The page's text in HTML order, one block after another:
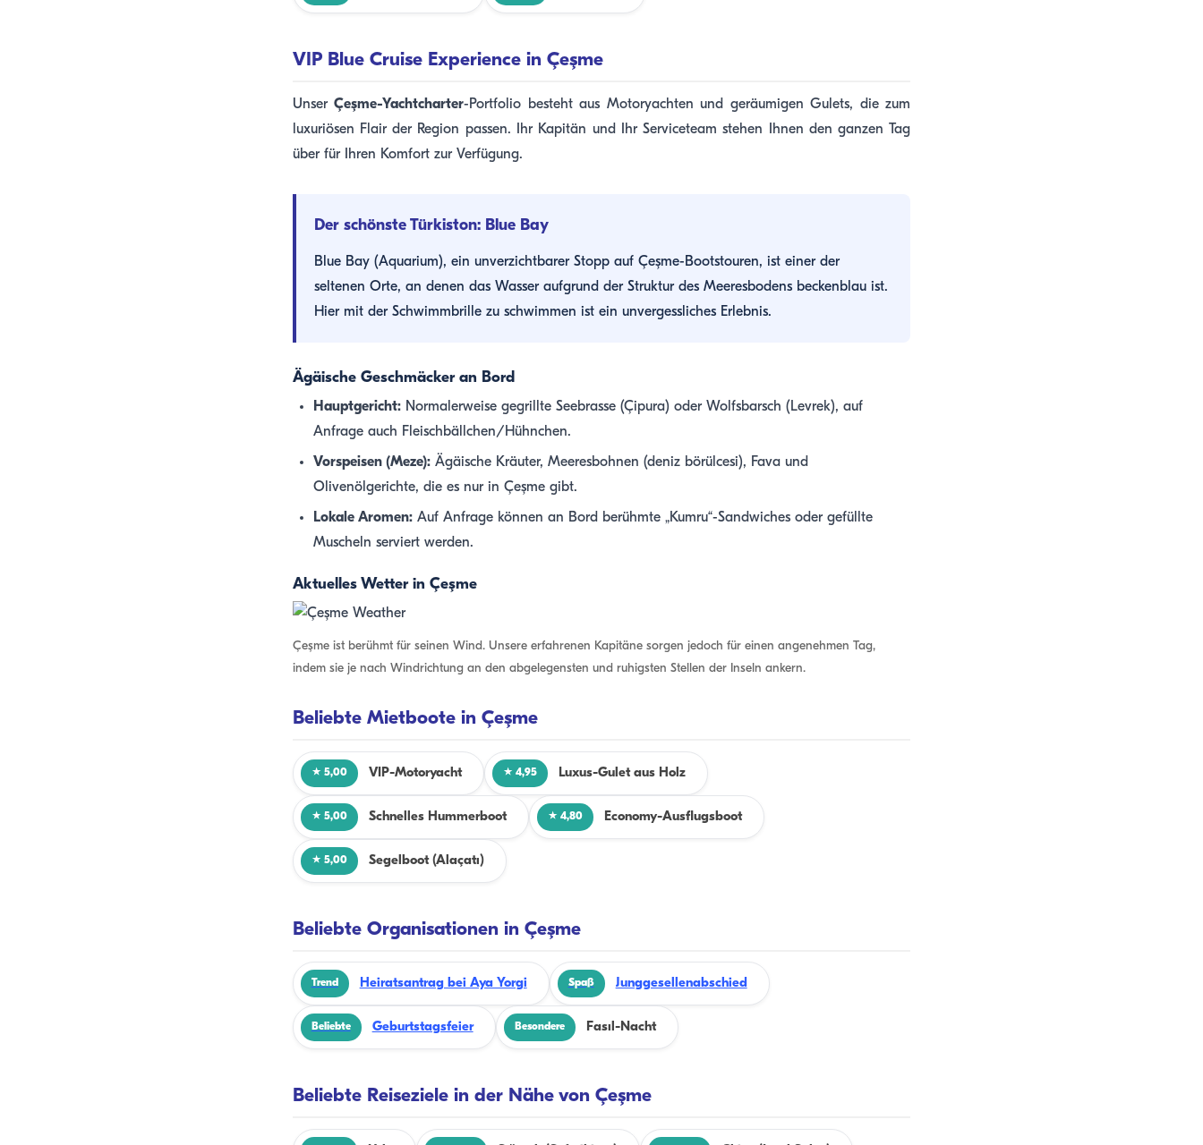
VIP Blue Cruise Experience in Çeşme
UnserÇeşme-Yachtcharter-Portfolio besteht aus Motoryachten und geräumigen Gulets, die zum
luxuriösen Flair der Region passen. Ihr Kapitän und Ihr Serviceteam stehen Ihnen den ganzen Tag
über für Ihren Komfort zur Verfügung.
Der schönste Türkiston: Blue Bay
Blue Bay (Aquarium), ein unverzichtbarer Stopp auf Çeşme-Bootstouren, ist einer der
seltenen Orte, an denen das Wasser aufgrund der Struktur des Meeresbodens beckenblau ist.
Hier mit der Schwimmbrille zu schwimmen ist ein unvergessliches Erlebnis.
Ägäische Geschmäcker an Bord
Hauptgericht:Normalerweise gegrillte Seebrasse (Çipura) oder Wolfsbarsch (Levrek), auf
Anfrage auch Fleischbällchen/Hühnchen.
Vorspeisen (Meze):Ägäische Kräuter, Meeresbohnen (deniz börülcesi), Fava und
Olivenölgerichte, die es nur in Çeşme gibt.
Lokale Aromen:Auf Anfrage können an Bord berühmte „Kumru“-Sandwiches oder gefüllte
Muscheln serviert werden.
Aktuelles Wetter in Çeşme
Çeşme ist berühmt für seinen Wind. Unsere erfahrenen Kapitäne sorgen jedoch für einen angenehmen Tag,
indem sie je nach Windrichtung an den abgelegensten und ruhigsten Stellen der Inseln ankern.
Beliebte Mietboote in Çeşme
★ 5,00 VIP-Motoryacht ★ 4,95 Luxus-Gulet aus Holz
★ 5,00 Schnelles Hummerboot ★ 4,80 Economy-Ausflugsboot
★ 5,00 Segelboot (Alaçatı)
Beliebte Organisationen in Çeşme
Trend Heiratsantrag bei Aya Yorgi Spaß Junggesellenabschied
Beliebte Geburtstagsfeier Besondere Fasıl-Nacht
Beliebte Reiseziele in der Nähe von Çeşme